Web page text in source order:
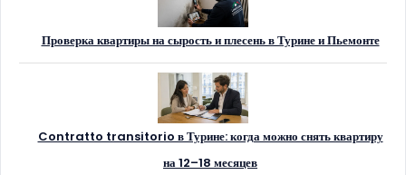
Проверка квартиры на сырость и плесень в Турине и Пьемонте
Contratto transitorio в Турине: когда можно снять квартиру
на 12–18 месяцев